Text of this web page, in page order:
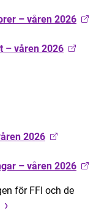
– våren 2026
– våren 2026
2026
– våren 2026
för FFI och de